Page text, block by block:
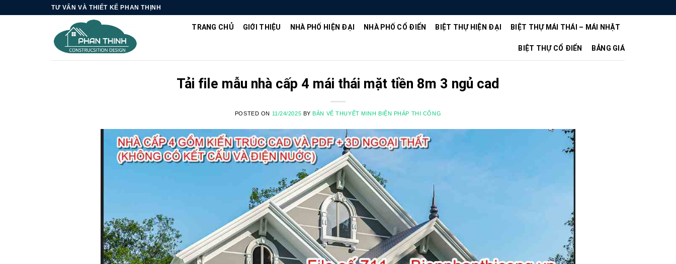
TƯ VẤN VÀ THIẾT KẾ PHAN THỊNH
TRANG CHỦ GIỚI THIỆU NHÀ PHỐ HIỆN ĐẠI NHÀ PHỐ CỔ ĐIỂN BIỆT THỰ HIỆN ĐẠI BIỆT THỰ MÁI THÁI – MÁI NHẬT
BIỆT THỰ CỔ ĐIỂN BẢNG GIÁ
Tải file mẫu nhà cấp 4 mái thái mặt tiền 8m 3 ngủ cad
POSTED ON 11/24/2025 BYBẢN VẼ THUYẾT MINH BIỆN PHÁP THI CÔNG